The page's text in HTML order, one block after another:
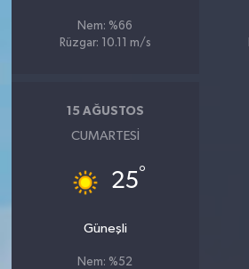
Nem: %66
Rüzgar: 10.11 m/s
15 AĞUSTOS
CUMARTESI
25°
Güneşli
Nem: %52